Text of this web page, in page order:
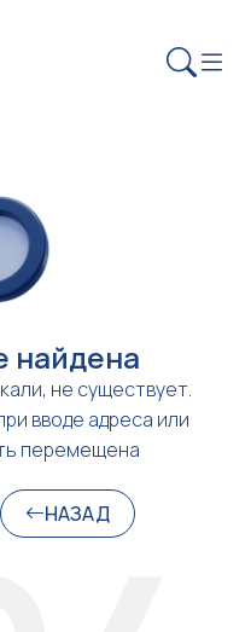
найдена
не существует.
вводе адреса или
перемещена
НАЗАД